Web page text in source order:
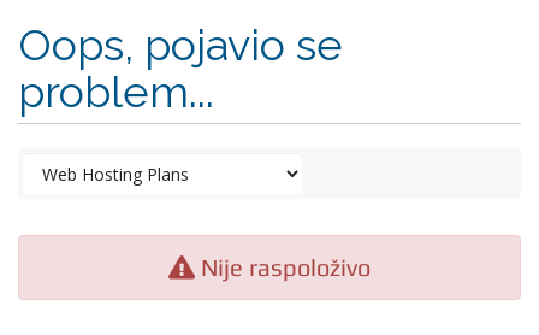
Oops, pojavio se
problem...
Nije raspoloživo